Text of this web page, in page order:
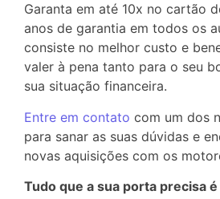
Garanta em até 10x no cartão
anos de garantia em todos os
consiste no melhor custo e
valer à pena tanto para o seu
sua situação financeira.
Entre em contato com um dos
para sanar as suas dúvidas e
novas aquisições com os
Tudo que a sua porta precisa